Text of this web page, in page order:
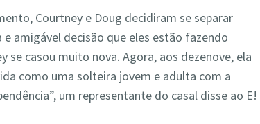
Courtney e Doug decidiram se separar
amigável decisão que eles estão fazendo
se casou muito nova. Agora, aos dezenove, ela
como uma solteira jovem e adulta com a
um representante do casal disse ao E!